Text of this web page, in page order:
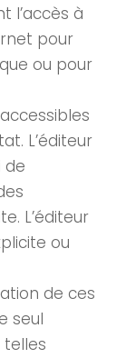
l’accès à
pour
ou pour
L’éditeur
de
L’éditeur
ou
de ces
seul
telles